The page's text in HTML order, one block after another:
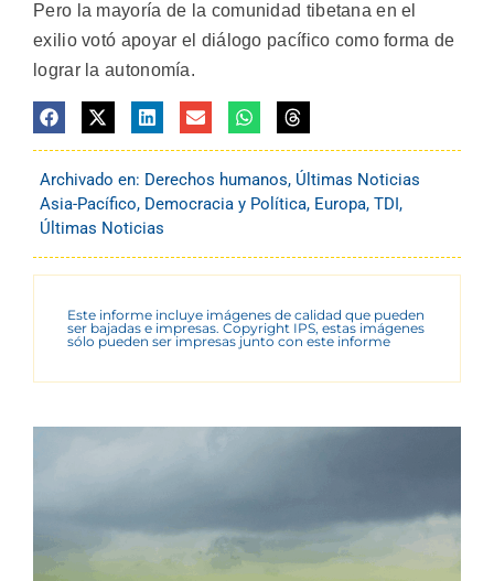
Pero la mayoría de la comunidad tibetana en el
exilio votó apoyar el diálogo pacífico como forma de
lograr la autonomía.
Archivado en: Derechos humanos, Últimas Noticias
Asia-Pacífico, Democracia y Política, Europa, TDI,
Últimas Noticias
Este informe incluye imágenes de calidad que pueden
ser bajadas e impresas. Copyright IPS, estas imágenes
sólo pueden ser impresas junto con este informe